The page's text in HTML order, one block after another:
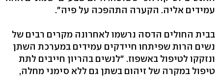
עמידים אליה. הקערה התהפכה על פיה‭."‬
בבית החולים הדסה נרשמו לאחרונה מקרים רבים של
נשים הרות שפיתחו חיידקים עמידים במערכת השתן
ונזקקו לטיפול באשפוז. "לנשים בהריון חייבים לתת
טיפול במקרה של זיהום בשתן גם ללא סימני מחלה,